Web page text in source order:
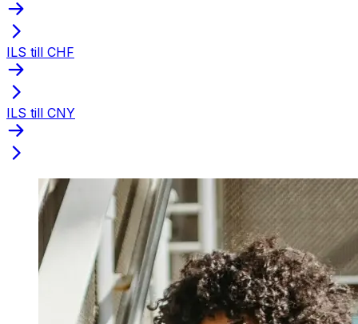
ILS till CHF
ILS till CNY